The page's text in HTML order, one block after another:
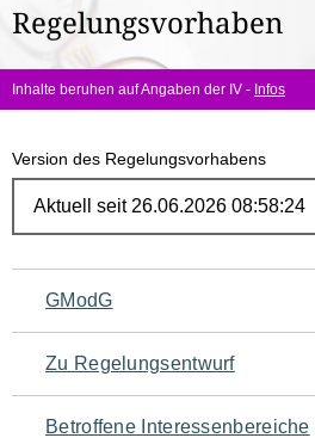
hier:
Regelungsvorhaben
Inhalte beruhen auf Angaben der IV - Infos
Version des Regelungsvorhabens
Navigation
für
den
GModG
Zu Regelungsentwurf
Betroffene Interessenbereiche